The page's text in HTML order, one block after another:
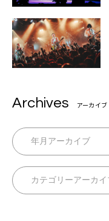
Archives アーカイブ